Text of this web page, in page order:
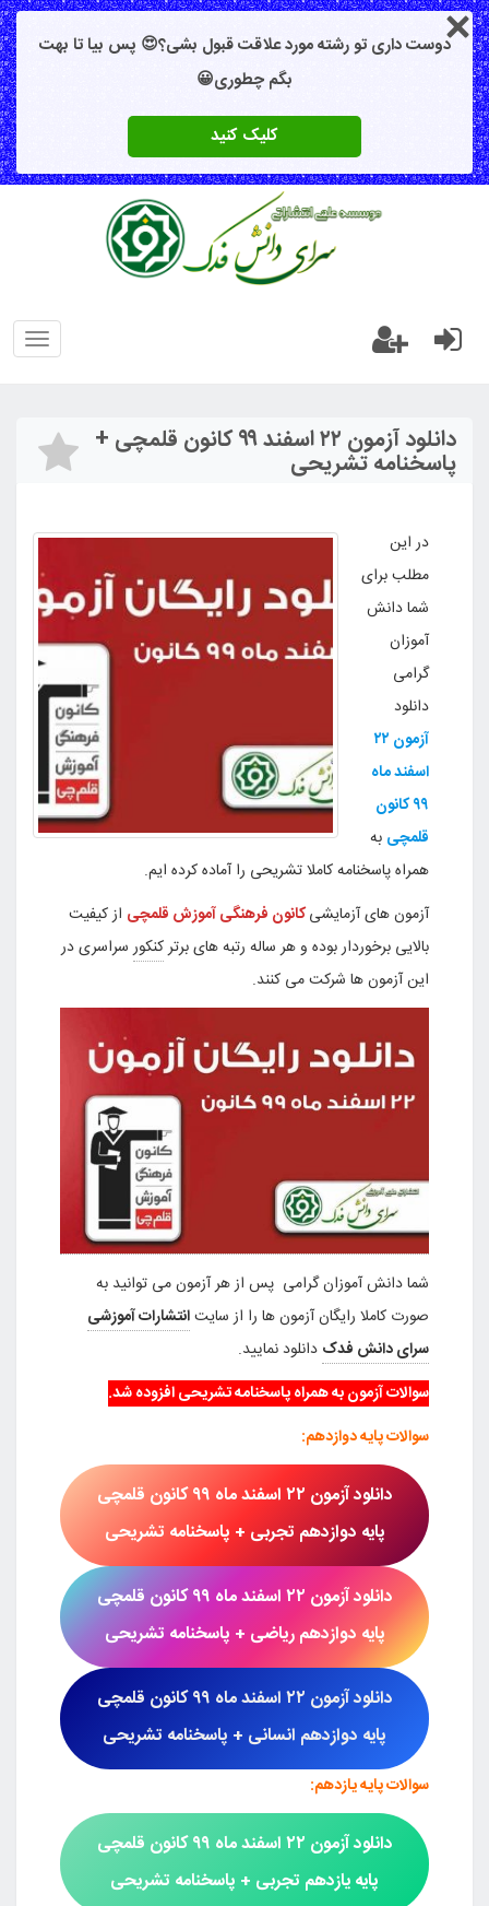
دوست داری تو رشته مورد علاقت قبول بشی؟😍 پس بیا تا بهت
بگم چطوری😀
کلیک کنید
دانلود آزمون ۲۲ اسفند ۹۹ کانون قلمچی +
پاسخنامه تشریحی
در این
مطلب برای
شما دانش
آموزان
گرامی
دانلود
آزمون ۲۲
اسفند ماه
۹۹کانون
قلمچی به
همراه پاسخنامه کاملا تشریحی را آماده کرده ایم.
آزمون های آزمایشیکانون فرهنگی آموزش قلمچی از کیفیت
بالایی برخوردار بوده و هر ساله رتبه های برترکنکورسراسری در
این آزمون ها شرکت می کنند.
شما دانش آموزان گرامی پس از هر آزمون می توانید به
صورت کاملا رایگان آزمون ها را از سایتانتشارات آموزشی
سرای دانش فدک دانلود نمایید.
سوالاتآزمون به همراه پاسخنامه تشریحی افزوده شد.
سوالات پایه دوازدهم:
دانلود آزمون ۲۲ اسفند ماه ۹۹
کانون قلمچی
پایه دوازدهم تجربی + پاسخنامه تشریحی
دانلود آزمون ۲۲ اسفند ماه
کانون قلمچی
پایه دوازدهم ریاضی + پاسخنامه تشریحی
دانلود آزمون ۲۲ اسفند ماه
کانون قلمچی
پایه دوازدهم انسانی + پاسخنامه تشریحی
سوالات پایه یازدهم:
دانلود آزمون ۲۲ اسفند ماه ۹۹
کانون قلمچی
پایه یازدهم تجربی + پاسخنامه تشریحی